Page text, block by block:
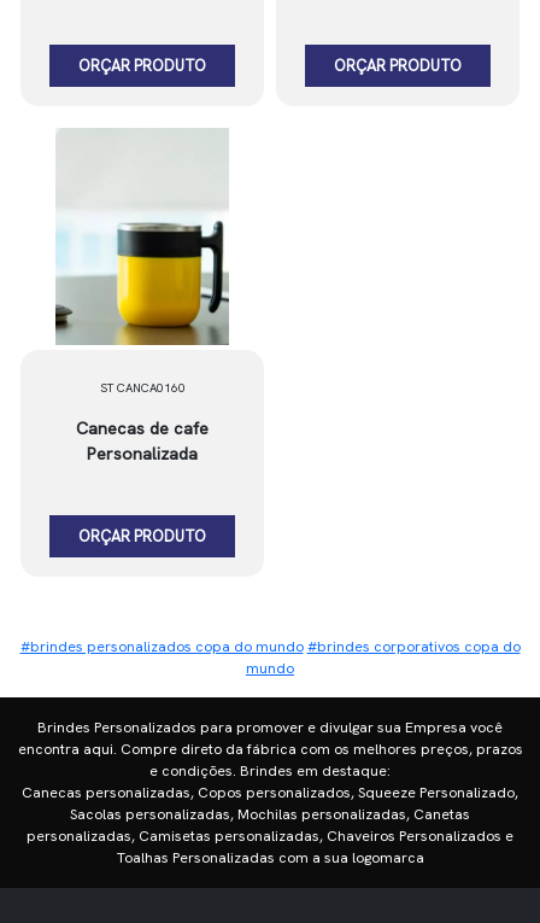
ORÇAR PRODUTO ORÇAR PRODUTO
ST CANCA0160
Canecas de cafe
Personalizada
ORÇAR PRODUTO
#brindes personalizados copa do mundo #brindes corporativos copa do
mundo
Brindes Personalizados para promover e divulgar sua Empresa você
encontra aqui. Compre direto da fábrica com os melhores preços, prazos
e condições. Brindes em destaque:
Canecas personalizadas, Copos personalizados, Squeeze Personalizado,
Sacolas personalizadas, Mochilas personalizadas, Canetas
personalizadas, Camisetas personalizadas, Chaveiros Personalizados e
Toalhas Personalizadas com a sua logomarca